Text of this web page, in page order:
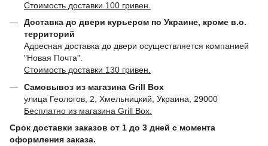
Стоимость доставки 100 гривен.
Доставка до двери курьером по Украине, кроме в.о.
территорий
Адресная доставка до двери осуществляется компанией
"Новая Почта".
Стоимость доставки 130 гривен.
Самовывоз из магазина Grill Box
улица Геологов, 2, Хмельницкий, Украина, 29000
Бесплатно из магазина Grill Box.
Срок доставки заказов от 1 до 3 дней с момента
оформления заказа.